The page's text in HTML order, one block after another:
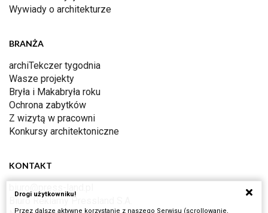
Wywiady o architekturze
BRANŻA
archiTekczer tygodnia
Wasze projekty
Bryła i Makabryła roku
Ochrona zabytków
Z wizytą w pracowni
Konkursy architektoniczne
KONTAKT
Biuro Reklamy Pressland S.A.
Drogi użytkowniku!
Przez dalsze aktywne korzystanie z naszego Serwisu (scrollowanie,